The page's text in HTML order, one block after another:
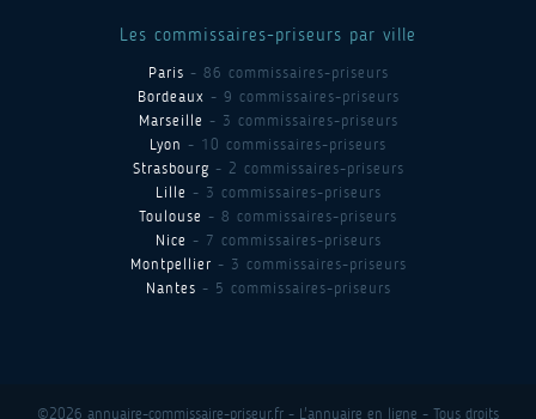
Les commissaires-priseurs par ville
Paris - 86 commissaires-priseurs
Bordeaux - 9 commissaires-priseurs
Marseille - 3 commissaires-priseurs
Lyon - 10 commissaires-priseurs
Strasbourg - 2 commissaires-priseurs
Lille - 3 commissaires-priseurs
Toulouse - 8 commissaires-priseurs
Nice - 7 commissaires-priseurs
Montpellier - 3 commissaires-priseurs
Nantes - 5 commissaires-priseurs
©2026 annuaire-commissaire-priseur.fr - L'annuaire en ligne - Tous droits